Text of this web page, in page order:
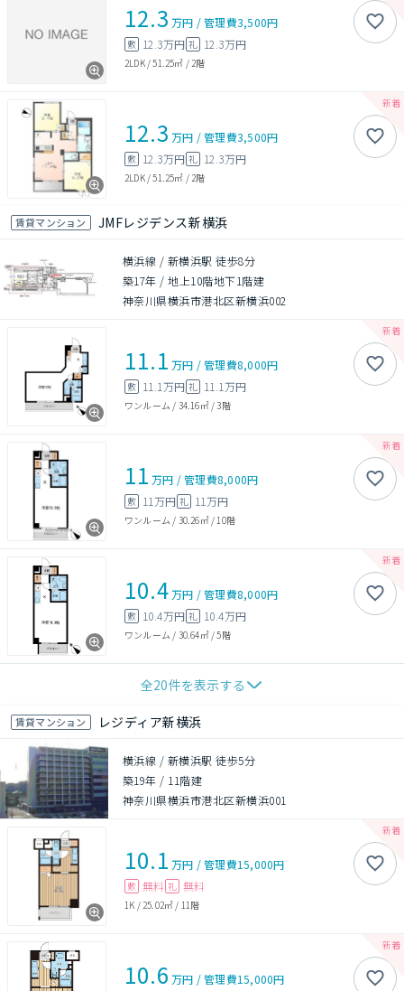
12.3 万円 /管理費3,500円
敷 12.3万円 礼 12.3万円
2LDK/51.25㎡ / 2階
12.3 万円 /管理費3,500円
敷 12.3万円 礼 12.3万円
2LDK/51.25㎡ / 2階
賃貸マンション JMFレジデンス新横浜
横浜線 / 新横浜駅 徒歩8分
築17年 /地上10階地下1階建
神奈川県横浜市港北区新横浜002
11.1 万円 /管理費8,000円
敷 11.1万円 礼 11.1万円
ワンルーム / 34.16㎡/3階
11 万円 /管理費8,000円
敷 11万円 礼 11万円
ワンルーム / 30.26㎡/ 10階
10.4万円 /管理費8,000円
敷 10.4万円 礼 10.4万円
ワンルーム / 30.64㎡/5階
全20件を表示する
賃貸マンション レジディア新横浜
横浜線 / 新横浜駅 徒歩5分
築19年 / 11階建
神奈川県横浜市港北区新横浜001
10.1 万円 /管理費15,000円
敷 無料 礼 無料
1K / 25.02㎡ / 11階
10.6 万円 /管理費15,000円